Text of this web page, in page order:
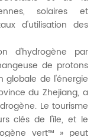
solaires et
d'utilisation des
d'hydrogène par
de protons
globale de l'énergie
du Zhejiang, a
Le tourisme
clés de l'île, et le
vert™ » peut